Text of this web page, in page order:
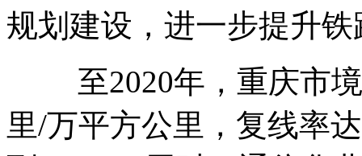
规划建设，进一步提升
至2020年，重庆市境
里/万平方公里，复线率